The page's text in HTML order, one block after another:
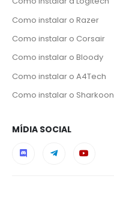
Como instalar o Razer
Como instalar o Corsair
Como instalar o Bloody
Como instalar o A4Tech
Como instalar o Sharkoon
MÍDIA SOCIAL